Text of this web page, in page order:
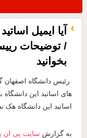
آیا ایمیل
/ توضیحات
بخوانید
رئیس دانشگاه
های اساتید این
اساتید این دانشگاه
به گزارش سایت پی ان